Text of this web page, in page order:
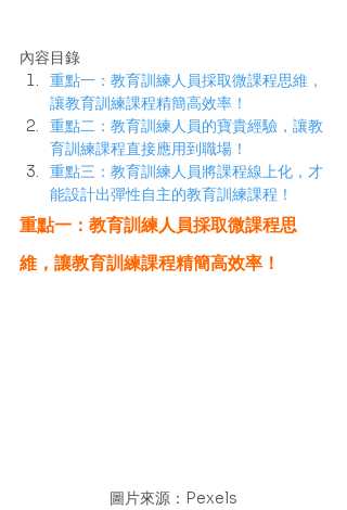
內容目錄
重點一：教育訓練人員採取微課程思維，
讓教育訓練課程精簡高效率！
重點二：教育訓練人員的寶貴經驗，讓教
育訓練課程直接應用到職場！
重點三：教育訓練人員將課程線上化，才
能設計出彈性自主的教育訓練課程！
重點一：教育訓練人員採取微課程思
維，讓教育訓練課程精簡高效率！
圖片來源：Pexels